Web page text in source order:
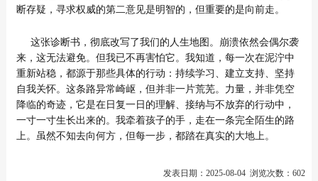
断存疑，寻求权威的第二意见是明智的，但重要的是向前走。
这张诊断书，彻底改写了我们的人生地图。崩溃依然会偶尔袭
来，这无法避免。但我已不再害怕它。我知道，每一次在泥泞中
重新站稳，都源于那些具体的行动：持续学习、建立支持、坚持
自我关怀。这条路异常崎岖，但并非一片荒芜。力量，并非凭空
降临的奇迹，它是在日复一日的理解、接纳与不放弃的行动中，
一寸一寸生长出来的。我牵着孩子的手，走在一条完全陌生的路
上。虽然不知去向何方，但每一步，都踏在真实的大地上。
发表日期：2025-08-04 浏览次数：602